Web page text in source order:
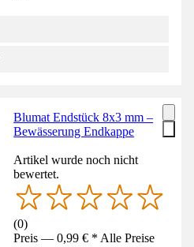
Blumat Endstück 8x3 mm –
Bewässerung Endkappe
Artikel wurde noch nicht
bewertet.
(0)
Preis — 0,99 € * Alle Preise